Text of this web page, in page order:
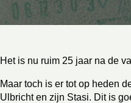
Het is nu ruim 25 jaar na de
Maar toch is er tot op heden
Ulbricht en zijn Stasi. Dit is